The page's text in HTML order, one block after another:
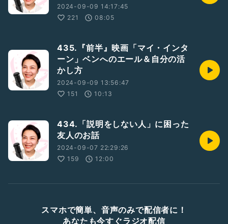
2024-09-09 14:17:45
221
08:05
435.『前半』映画「マイ・インタ
ーン」ベンへのエール＆自分の活
かし方
2024-09-09 13:56:47
151
10:13
434.「説明をしない人」に困った
友人のお話
2024-09-07 22:29:26
159
12:00
スマホで簡単、音声のみで配信者に！
あなたも今すぐラジオ配信